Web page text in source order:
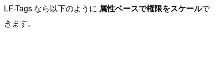
LF-Tags なら以下のように 属性ベースで権限をスケールで
きます。